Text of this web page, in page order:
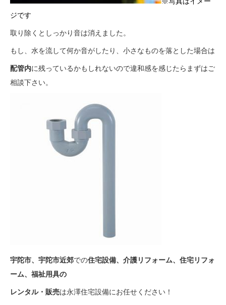
ジです
取り除くとしっかり音は消えました。
もし、水を流して何か音がしたり、小さなものを落とした場合は
配管内に残っているかもしれないので違和感を感じたらまずはご
相談下さい。
宇陀市、宇陀市近郊での住宅設備、介護リフォーム、住宅リフォ
ーム、福祉用具の
レンタル・ 販売は永澤住宅設備にお任せください！